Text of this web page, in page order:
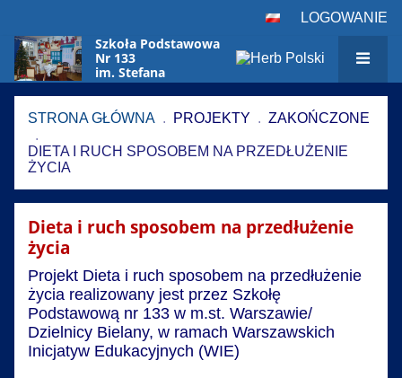
LOGOWANIE
Szkoła Podstawowa
Nr 133
im. Stefana
Czarnieckiego
w Warszawie
STRONA GŁÓWNA . PROJEKTY . ZAKOŃCZONE
.
DIETA I RUCH SPOSOBEM NA PRZEDŁUŻENIE
ŻYCIA
Dieta
ruch
sposobem
na
przedłużenie
życia
Dieta i ruch sposobem na przedłużenie
życia
Projekt Dieta i ruch sposobem na przedłużenie
życia realizowany jest przez Szkołę
Podstawową nr 133 w m.st. Warszawie/
Dzielnicy Bielany, w ramach Warszawskich
Inicjatyw Edukacyjnych (WIE)